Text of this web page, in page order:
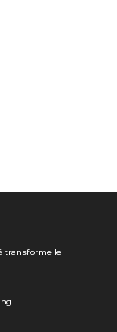
transforme le